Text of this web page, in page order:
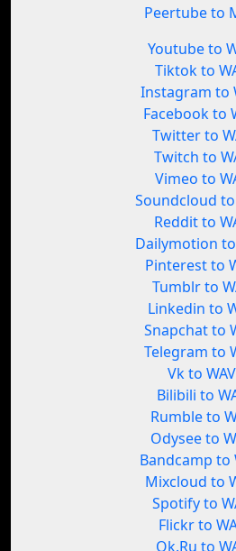
Peertube to
Youtube to
Tiktok to
Instagram to
Facebook to
Twitter to
Twitch to
Vimeo to
Soundcloud to
Reddit to
Dailymotion to
Pinterest to
Tumblr to
Linkedin to
Snapchat to
Telegram to
Vk to WAV
Bilibili to
Rumble to
Odysee to
Bandcamp to
Mixcloud to
Spotify to
Flickr to
Ok.Ru to